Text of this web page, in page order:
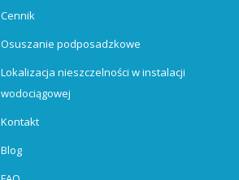
Cennik
Osuszanie podposadzkowe
Lokalizacja nieszczelności w instalacji
wodociągowej
Kontakt
Blog